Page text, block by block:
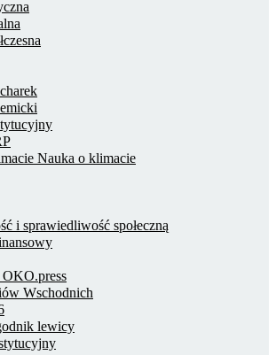
Nauka o klimacie
i sprawiedliwość społeczną
OKO.press
Wschodnich
lewicy